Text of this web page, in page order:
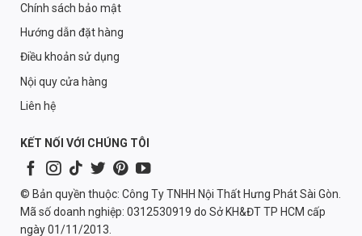
Chính sách bảo mật
Hướng dẫn đặt hàng
Điều khoản sử dụng
Nội quy cửa hàng
Liên hệ
KẾT NỐI VỚI CHÚNG TÔI
© Bản quyền thuộc: Công Ty TNHH Nội Thất Hưng Phát Sài Gòn.
Mã số doanh nghiệp: 0312530919 do Sở KH&ĐT TP HCM cấp
ngày 01/11/2013.